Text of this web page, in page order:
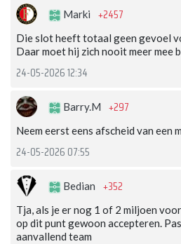
Marki +2457
Die slot heeft totaal geen gevoel
Daar moet hij zich nooit meer mee
24-05-2026 12:34
Barry.M +297
Neem eerst eens afscheid van een
24-05-2026 07:55
Bedian +352
Tja, als je er nog 1 of 2 miljoen
op dit punt gewoon accepteren.
aanvallend team